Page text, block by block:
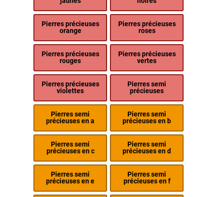
Pierres précieuses
orange
Pierres précieuses
roses
Pierres précieuses
rouges
Pierres précieuses
vertes
Pierres précieuses
violettes
Pierres semi
précieuses
Pierres semi
précieuses en a
Pierres semi
précieuses en b
Pierres semi
précieuses en c
Pierres semi
précieuses en d
Pierres semi
précieuses en e
Pierres semi
précieuses en f